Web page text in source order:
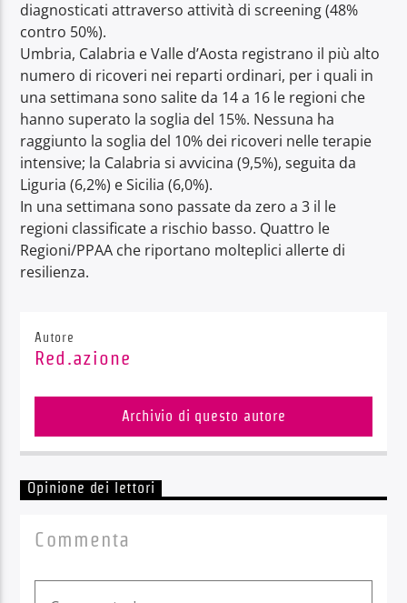
diagnosticati attraverso attività di screening (48%
contro 50%).
Umbria, Calabria e Valle d’Aosta registrano il più alto
numero di ricoveri nei reparti ordinari, per i quali in
una settimana sono salite da 14 a 16 le regioni che
hanno superato la soglia del 15%. Nessuna ha
raggiunto la soglia del 10% dei ricoveri nelle terapie
intensive; la Calabria si avvicina (9,5%), seguita da
Liguria (6,2%) e Sicilia (6,0%).
In una settimana sono passate da zero a 3 il le
regioni classificate a rischio basso. Quattro le
Regioni/PPAA che riportano molteplici allerte di
resilienza.
Autore
Red.azione
Archivio di questo autore
Opinione dei lettori
Commenta